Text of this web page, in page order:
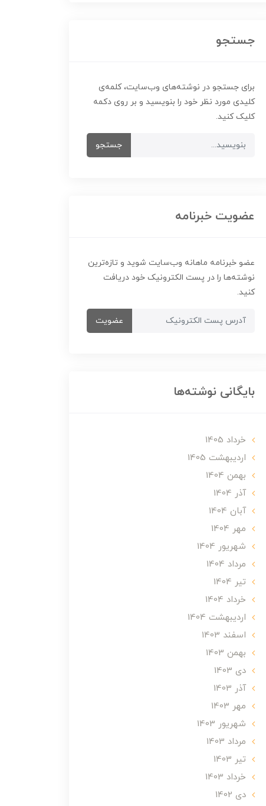
جستجو
برای جستجو در نوشته‌های وب‌سایت، کلمه‌ی
کلیدی مورد نظر خود را بنویسید و بر روی دکمه
کلیک کنید.
جستجو
عضویت خبرنامه
عضو خبرنامه ماهانه وب‌سایت شوید و تازه‌ترین
نوشته‌ها را در پست الکترونیک خود دریافت
کنید.
عضویت
بایگانی نوشته‌ها
خرداد 1405
ارديبهشت 1405
بهمن 1404
آذر 1404
آبان 1404
مهر 1404
شهریور 1404
مرداد 1404
تير 1404
خرداد 1404
ارديبهشت 1404
اسفند 1403
بهمن 1403
دی 1403
آذر 1403
مهر 1403
شهریور 1403
مرداد 1403
تير 1403
خرداد 1403
دی 1402